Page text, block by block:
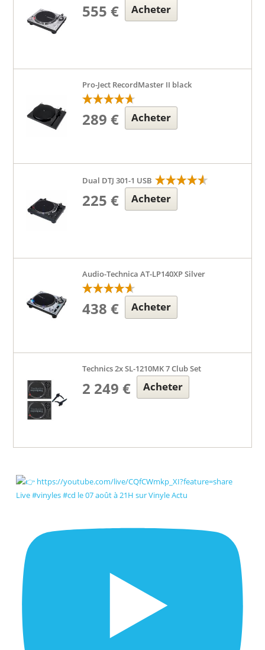
555 € Acheter
Pro-Ject RecordMaster II black
289 € Acheter
Dual DTJ 301-1 USB
225 € Acheter
Audio-Technica AT-LP140XP Silver
438 € Acheter
Technics 2x SL-1210MK 7 Club Set
2 249 € Acheter
Live #vinyles #cd le 07 août à 21H sur Vinyle Actu